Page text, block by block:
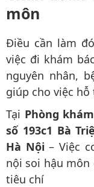
môn
Điều cần làm
việc đi khám
nguyên nhân,
giúp cho việc
Tại Phòng
số 193c1 Bà
Hà Nội – Việc
nội soi hậu môn
tiêu chí